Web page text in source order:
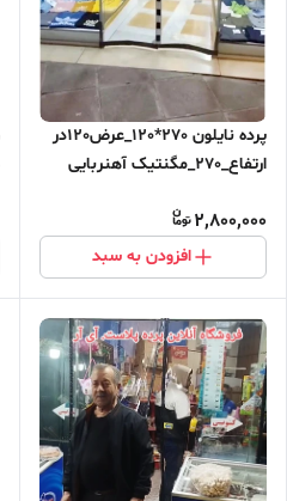
پرده نایلون 270*120_عرض120در
ارتفاع_270_مگنتیک آهنربایی
2,800,000
افزودن به سبد